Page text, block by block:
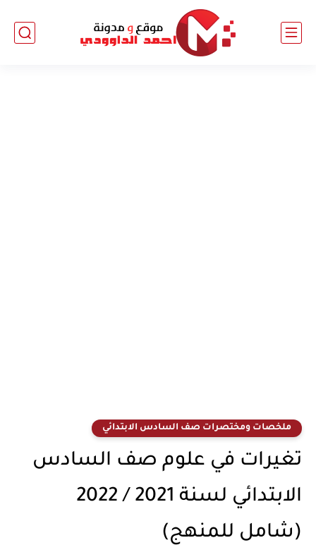
ملخصات ومختصرات صف السادس الابتدائي
تغيرات في علوم صف السادس
الابتدائي لسنة 2021 / 2022
(شامل للمنهج)